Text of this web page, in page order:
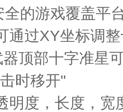
全的游戏覆盖平
通过XY坐标调
顶部十字准星
时移开"
明度，长度，宽